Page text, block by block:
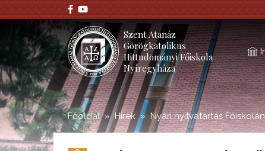
;
Szent Atanáz
Görögkatolikus
Hittudományi Főiskola
Nyíregyháza
Főoldal Hírek Nyári nyitvatartás